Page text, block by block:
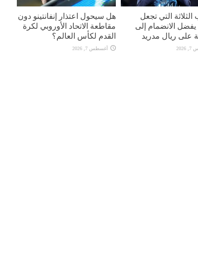
الثلاثة التي تجعل
الانضمام إلى
على ريال مدريد
هل سيحول اعتذار إنفانتينو دون
مقاطعة الاتحاد الأوروبي لكرة
القدم لكأس العالم؟
أغسطس 7, 2026